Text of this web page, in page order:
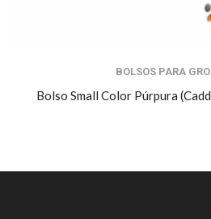
BOLSOS PARA
Bolso Small Color Púrpura